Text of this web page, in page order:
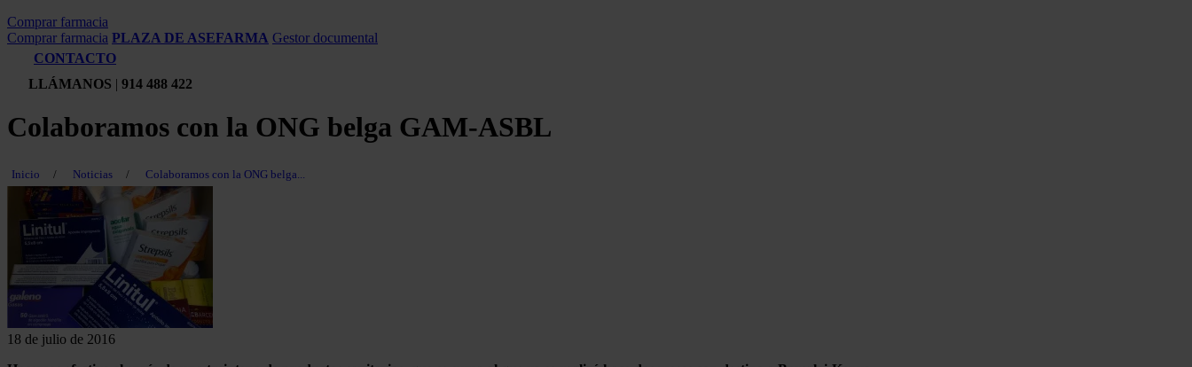
Comprar farmacia
Comprar farmacia PLAZA DE ASEFARMA Gestor documental
CONTACTO
LLÁMANOS | 914 488 422
Colaboramos con la ONG belga GAM-ASBL
Inicio / Noticias / Colaboramos con la ONG belga...
18 de julio de 2016